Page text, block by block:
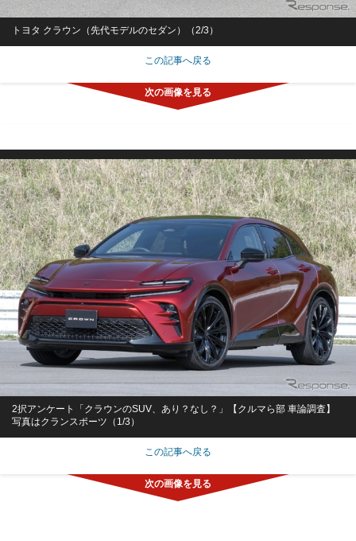
トヨタ クラウン（先代モデルのセダン）（2/3）
この記事へ戻る
2択アンケート「クラウンのSUV、あり？なし？」【クルマら部 車論調査】
写真はクランスポーツ（1/3）
この記事へ戻る